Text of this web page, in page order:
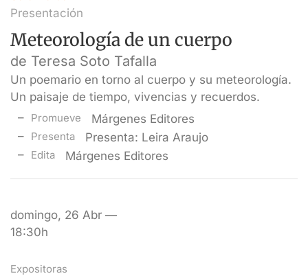
Presentación
Meteorología de un cuerpo
de Teresa Soto Tafalla
Un poemario en torno al cuerpo y su meteorología.
Un paisaje de tiempo, vivencias y recuerdos.
Promueve Márgenes Editores
Presenta Presenta: Leira Araujo
Edita Márgenes Editores
domingo, 26 Abr —
18:30h
Expositoras